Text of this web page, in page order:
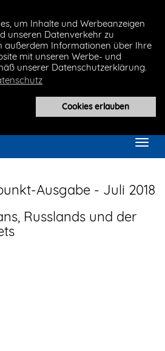
um Inhalte und Werbeanzeigen
unseren Datenverkehr zu
außerdem Informationen über Ihre
mit unseren Werbe- und
unserer Datenschutzerklärung.
Cookies erlauben
Ausgabe - Juli 2018
Russlands und der